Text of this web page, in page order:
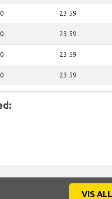
23:59
23:59
23:59
23:59
VIS